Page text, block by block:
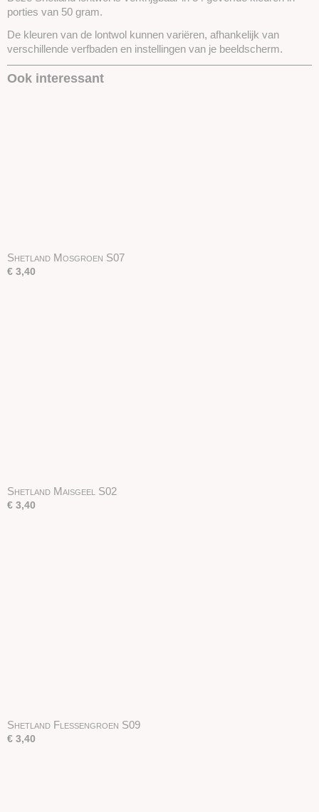
porties van 50 gram.
De kleuren van de lontwol kunnen variëren, afhankelijk van
verschillende verfbaden en instellingen van je beeldscherm.
Ook interessant
Shetland Mosgroen S07
€ 3,40
Shetland Maisgeel S02
€ 3,40
Shetland Flessengroen S09
€ 3,40